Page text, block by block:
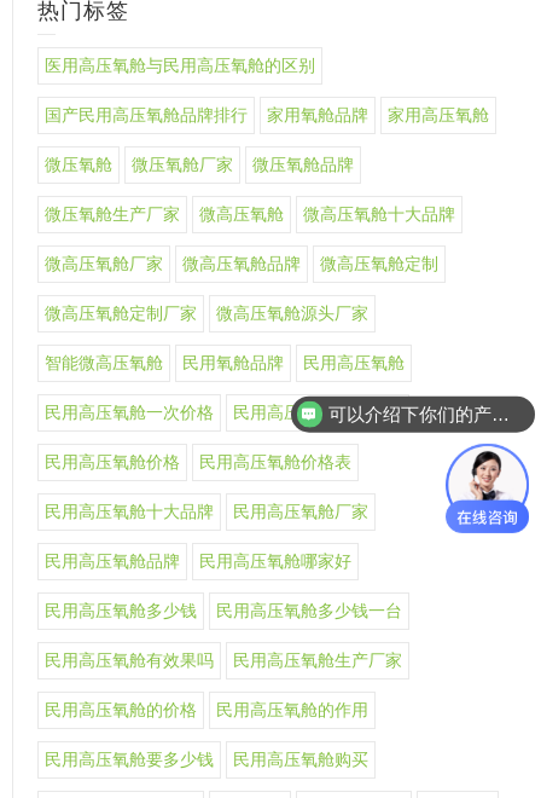
热门标签
医用高压氧舱与民用高压氧舱的区别
国产民用高压氧舱品牌排行 家用氧舱品牌 家用高压氧舱
微压氧舱 微压氧舱厂家 微压氧舱品牌
微压氧舱生产厂家 微高压氧舱 微高压氧舱十大品牌
微高压氧舱厂家 微高压氧舱品牌 微高压氧舱定制
微高压氧舱定制厂家 微高压氧舱源头厂家
智能微高压氧舱 民用氧舱品牌 民用高压氧舱
民用高压氧舱一次价格 民用高压氧舱上市公司
民用高压氧舱价格 民用高压氧舱价格表
民用高压氧舱十大品牌 民用高压氧舱厂家
民用高压氧舱品牌 民用高压氧舱哪家好
民用高压氧舱多少钱 民用高压氧舱多少钱一台
民用高压氧舱有效果吗 民用高压氧舱生产厂家
民用高压氧舱的价格 民用高压氧舱的作用
民用高压氧舱要多少钱 民用高压氧舱购买
你们是怎么收费的呢